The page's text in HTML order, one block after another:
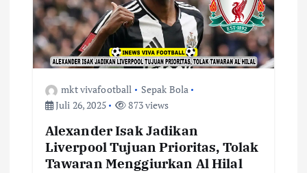
mkt vivafootball
Sepak Bola
Juli 26, 2025
873 views
Alexander Isak Jadikan
Liverpool Tujuan Prioritas, Tolak
Tawaran Menggiurkan Al Hilal